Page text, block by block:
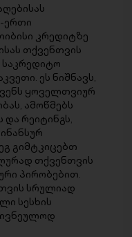
ერთი
კრედიტზე
თქვენთვის
ეს ნიშნავს,
ყოველთვიურ
ამოწმებს
და რეიტინგს,
გიმტკიცებთ
თქვენთვის
პირობებით.
სრულიად
სესხის